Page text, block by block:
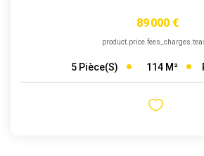
89 000 €
5 Pièce(s) 114 M²